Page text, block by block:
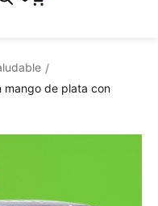
/
mango de plata con